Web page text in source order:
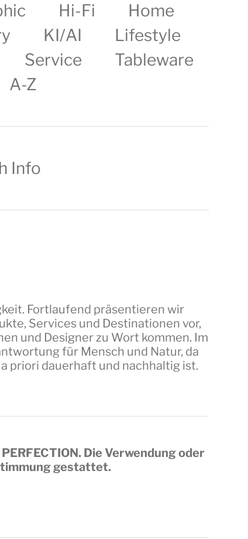
Hi-Fi
Home
KI/AI
Lifestyle
Service
Tableware
A-Z
Info
Fortlaufend präsentieren wir
Services und Destinationen vor,
und Designer zu Wort kommen. Im
für Mensch und Natur, da
priori dauerhaft und nachhaltig ist.
. Die Verwendung oder
gestattet.